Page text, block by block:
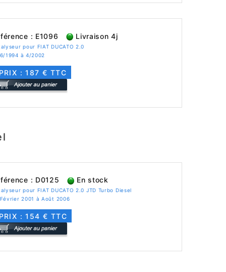
: E1096 Livraison 4j
pour FIAT DUCATO 2.0
1994 à 4/2002
: 187 € TTC
: D0125 En stock
pour FIAT DUCATO 2.0 JTD Turbo Diesel
2001 à Août 2006
: 154 € TTC